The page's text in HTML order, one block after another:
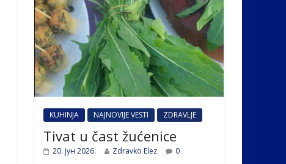
KUHINJA NAJNOVIJE VESTI ZDRAVLJE
Tivat u čast žućenice
20. јун 2026. Zdravko Elez 0